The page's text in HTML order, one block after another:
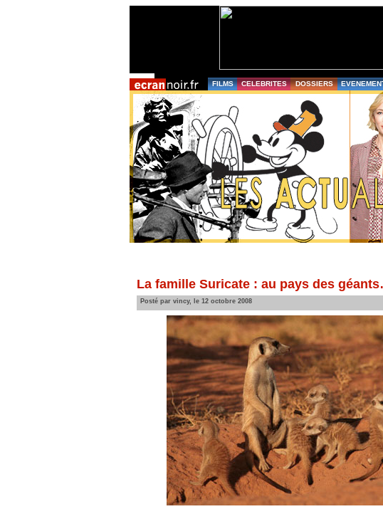
FILMS CELEBRITES DOSSIERS
La famille Suricate : au pays des
Posté par vincy, le 12 octobre 2008